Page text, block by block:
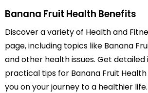
Banana Fruit Health Benefits
Discover a variety of Health and
page, including topics like Banana
and other health issues. Get detailed
practical tips for Banana Fruit
you on your journey to a healthier